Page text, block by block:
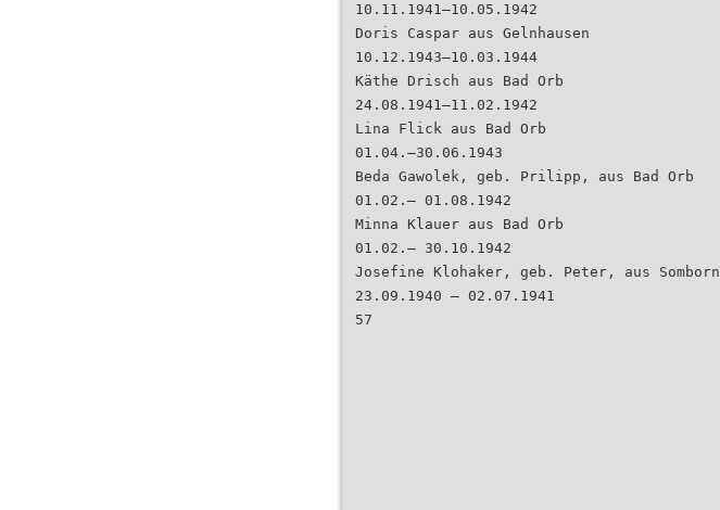
10.11.1941–10.05.1942
Doris Caspar aus Gelnhausen
10.12.1943–10.03.1944
Käthe Drisch aus Bad Orb
24.08.1941–11.02.1942
Lina Flick aus Bad Orb
01.04.–30.06.1943
Beda Gawolek, geb. Prilipp, aus Bad Orb
01.02.– 01.08.1942
Minna Klauer aus Bad Orb
01.02.– 30.10.1942
Josefine Klohaker, geb. Peter, aus Somborn
23.09.1940 – 02.07.1941
57